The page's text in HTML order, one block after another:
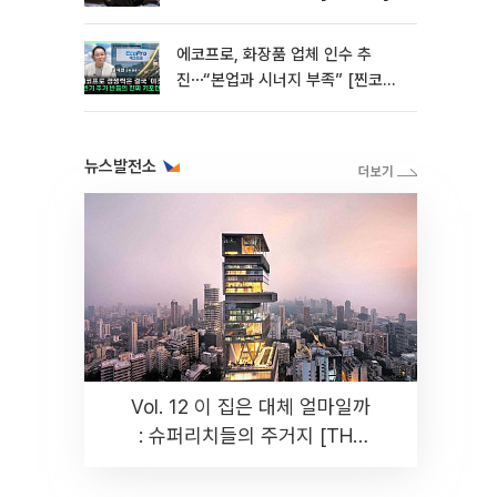
에코프로, 화장품 업체 인수 추
진⋯“본업과 시너지 부족” [찐코노
뉴스발전소
Vol. 12 이 집은 대체 얼마일까
: 슈퍼리치들의 주거지 [THE